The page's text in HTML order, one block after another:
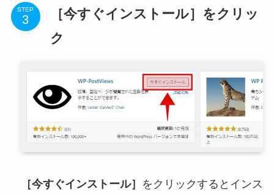
STEP
［今すぐインストール］をクリッ
ク
［今すぐインストール］
をクリックするとインス